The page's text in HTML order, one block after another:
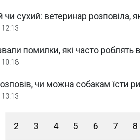
чи сухий: ветеринар розповіла,
12:13
помилки, які часто роблять
10:18
чи можна собакам їсти
13:13
2 3 4 5 6 7 8